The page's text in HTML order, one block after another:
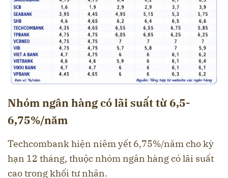
Nhóm ngân hàng có lãi suất từ 6,5-
6,75%/năm
Techcombank hiện niêm yết 6,75%/năm cho kỳ
hạn 12 tháng, thuộc nhóm ngân hàng có lãi suất
cao trong khối tư nhân.